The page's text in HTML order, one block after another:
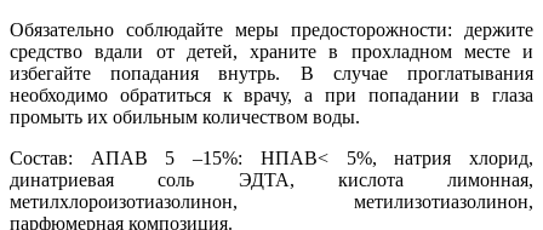
Обязательно соблюдайте меры предосторожности: держите
средство вдали от детей, храните в прохладном месте и
избегайте попадания внутрь. В случае проглатывания
необходимо обратиться к врачу, а при попадании в глаза
промыть их обильным количеством воды.
Состав: АПАВ 5 –15%: НПАВ< 5%, натрия хлорид,
динатриевая соль ЭДТА, кислота лимонная,
метилхлороизотиазолинон, метилизотиазолинон,
парфюмерная композиция.